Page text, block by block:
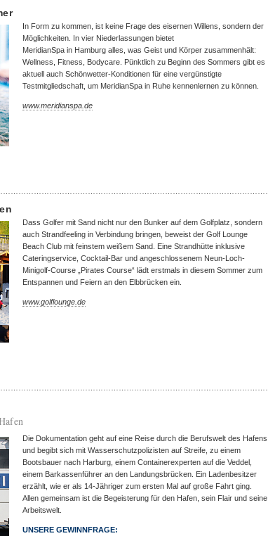
In Form zu kommen, ist keine Frage des eisernen Willens, sondern der
Möglichkeiten. In vier Niederlassungen bietet
MeridianSpa in Hamburg alles, was Geist und Körper zusammenhält:
Wellness, Fitness, Bodycare. Pünktlich zu Beginn des Sommers gibt es
aktuell auch Schönwetter-Konditionen für eine vergünstigte
Testmitgliedschaft, um MeridianSpa in Ruhe kennenlernen zu können.
www.meridianspa.de
Dass Golfer mit Sand nicht nur den Bunker auf dem Golfplatz, sondern
auch Strandfeeling in Verbindung bringen, beweist der Golf Lounge
Beach Club mit feinstem weißem Sand. Eine Strandhütte inklusive
Cateringservice, Cocktail-Bar und angeschlossenem Neun-Loch-
Minigolf-Course „Pirates Course“ lädt erstmals in diesem Sommer zum
Entspannen und Feiern an den Elbbrücken ein.
www.golflounge.de
Die Dokumentation geht auf eine Reise durch die Berufswelt des Hafens
und begibt sich mit Wasserschutzpolizisten auf Streife, zu einem
Bootsbauer nach Harburg, einem Containerexperten auf die Veddel,
einem Barkassenführer an den Landungsbrücken. Ein Ladenbesitzer
erzählt, wie er als 14-Jähriger zum ersten Mal auf große Fahrt ging.
Allen gemeinsam ist die Begeisterung für den Hafen, sein Flair und seine
Arbeitswelt.
UNSERE GEWINNFRAGE: